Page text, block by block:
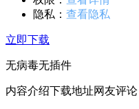
隐私： 查看隐私
立即下载
无病毒无插件
内容介绍下载地址网友评论